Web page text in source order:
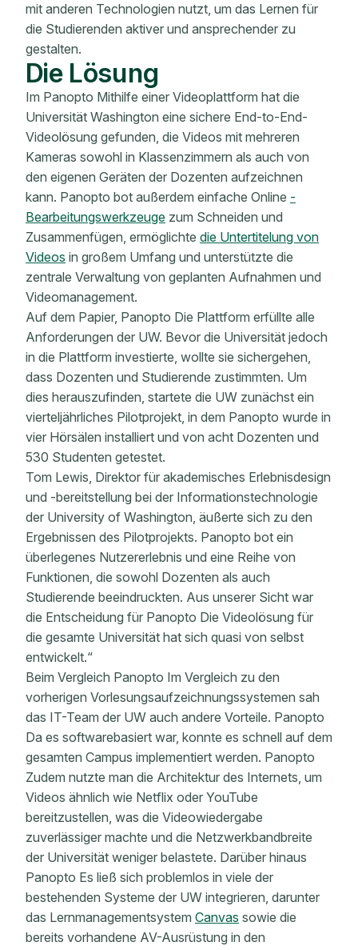
mit anderen Technologien nutzt, um das Lernen für
die Studierenden aktiver und ansprechender zu
gestalten.
Die Lösung
Im Panopto Mithilfe einer Videoplattform hat die
Universität Washington eine sichere End-to-End-
Videolösung gefunden, die Videos mit mehreren
Kameras sowohl in Klassenzimmern als auch von
den eigenen Geräten der Dozenten aufzeichnen
kann. Panopto bot außerdem einfache Online -
Bearbeitungswerkzeuge zum Schneiden und
Zusammenfügen, ermöglichte die Untertitelung von
Videos in großem Umfang und unterstützte die
zentrale Verwaltung von geplanten Aufnahmen und
Videomanagement.
Auf dem Papier, Panopto Die Plattform erfüllte alle
Anforderungen der UW. Bevor die Universität jedoch
in die Plattform investierte, wollte sie sichergehen,
dass Dozenten und Studierende zustimmten. Um
dies herauszufinden, startete die UW zunächst ein
vierteljährliches Pilotprojekt, in dem Panopto wurde in
vier Hörsälen installiert und von acht Dozenten und
530 Studenten getestet.
Tom Lewis, Direktor für akademisches Erlebnisdesign
und -bereitstellung bei der Informationstechnologie
der University of Washington, äußerte sich zu den
Ergebnissen des Pilotprojekts. Panopto bot ein
überlegenes Nutzererlebnis und eine Reihe von
Funktionen, die sowohl Dozenten als auch
Studierende beeindruckten. Aus unserer Sicht war
die Entscheidung für Panopto Die Videolösung für
die gesamte Universität hat sich quasi von selbst
entwickelt.“
Beim Vergleich Panopto Im Vergleich zu den
vorherigen Vorlesungsaufzeichnungssystemen sah
das IT-Team der UW auch andere Vorteile. Panopto
Da es softwarebasiert war, konnte es schnell auf dem
gesamten Campus implementiert werden. Panopto
Zudem nutzte man die Architektur des Internets, um
Videos ähnlich wie Netflix oder YouTube
bereitzustellen, was die Videowiedergabe
zuverlässiger machte und die Netzwerkbandbreite
der Universität weniger belastete. Darüber hinaus
Panopto Es ließ sich problemlos in viele der
bestehenden Systeme der UW integrieren, darunter
das Lernmanagementsystem Canvas sowie die
bereits vorhandene AV-Ausrüstung in den